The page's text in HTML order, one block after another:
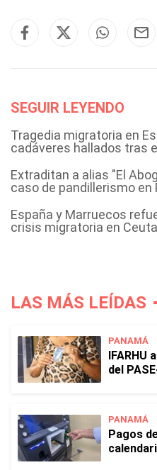
SEGUIR LEYENDO
Tragedia migratoria en
cadáveres hallados tras
Extraditan a alias "El
caso de pandillerismo en
España y Marruecos
crisis migratoria en Ceuta
LAS MÁS LEÍDAS
PANAMÁ
IFARHU
del
PANAMÁ
Pagos